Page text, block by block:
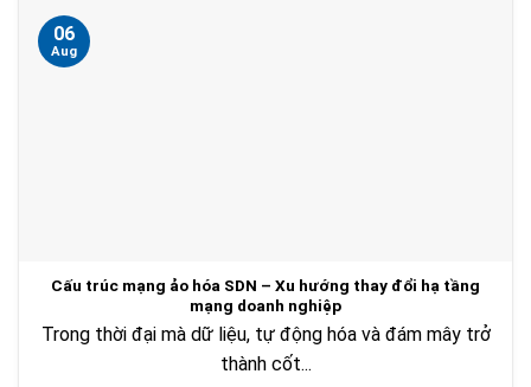
Cấu trúc mạng ảo hóa SDN – Xu hướng thay đổi hạ tầng
mạng doanh nghiệp
Trong thời đại mà dữ liệu, tự động hóa và đám mây trở
thành cốt...
06
Aug